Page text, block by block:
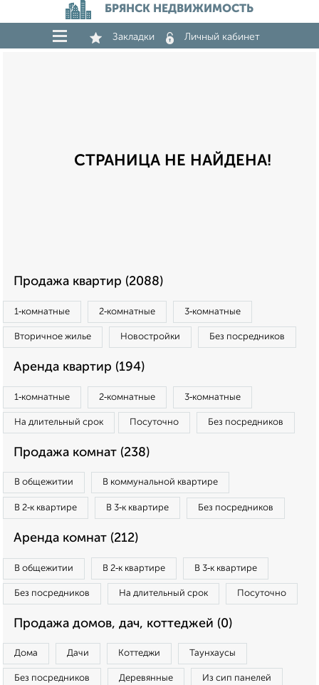
БРЯНСК НЕДВИЖИМОСТЬ
Закладки Личный кабинет
СТРАНИЦА НЕ НАЙДЕНА!
Продажа квартир (2088)
1‑комнатные 2‑комнатные 3‑комнатные
Вторичное жилье Новостройки Без посредников
Аренда квартир (194)
1‑комнатные 2‑комнатные 3‑комнатные
На длительный срок Посуточно Без посредников
Продажа комнат (238)
В общежитии В коммунальной квартире
В 2‑к квартире В 3‑к квартире Без посредников
Аренда комнат (212)
В общежитии В 2‑к квартире В 3‑к квартире
Без посредников На длительный срок Посуточно
Продажа домов, дач, коттеджей (0)
Дома Дачи Коттеджи Таунхаусы
Без посредников Деревянные Из сип панелей